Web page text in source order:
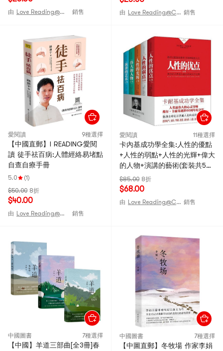
由 Love Reading@CHINA 銷售 由 Love Reading@CHINA 銷售
愛閱讀 9種選擇
【中國直郵】I READING愛閱
讀 徒手祛百病:人體經絡易堵點
自查自療手冊
5.0
(1)
$50.00 8折
$40.00
由 Love Reading@CHINA 銷售
愛閱讀 11種選擇
卡內基成功學全集:人性的優點
+人性的弱點+人性的光輝+偉大
的人物+演講的藝術(套裝共5
冊)
$85.00 8折
$68.00
由 Love Reading@CHINA 銷售
中國圖書 7種選擇
【中國】羊道三部曲[全3冊]春
中國圖書 7種選擇
【中圖直郵】冬牧場 作家李娟